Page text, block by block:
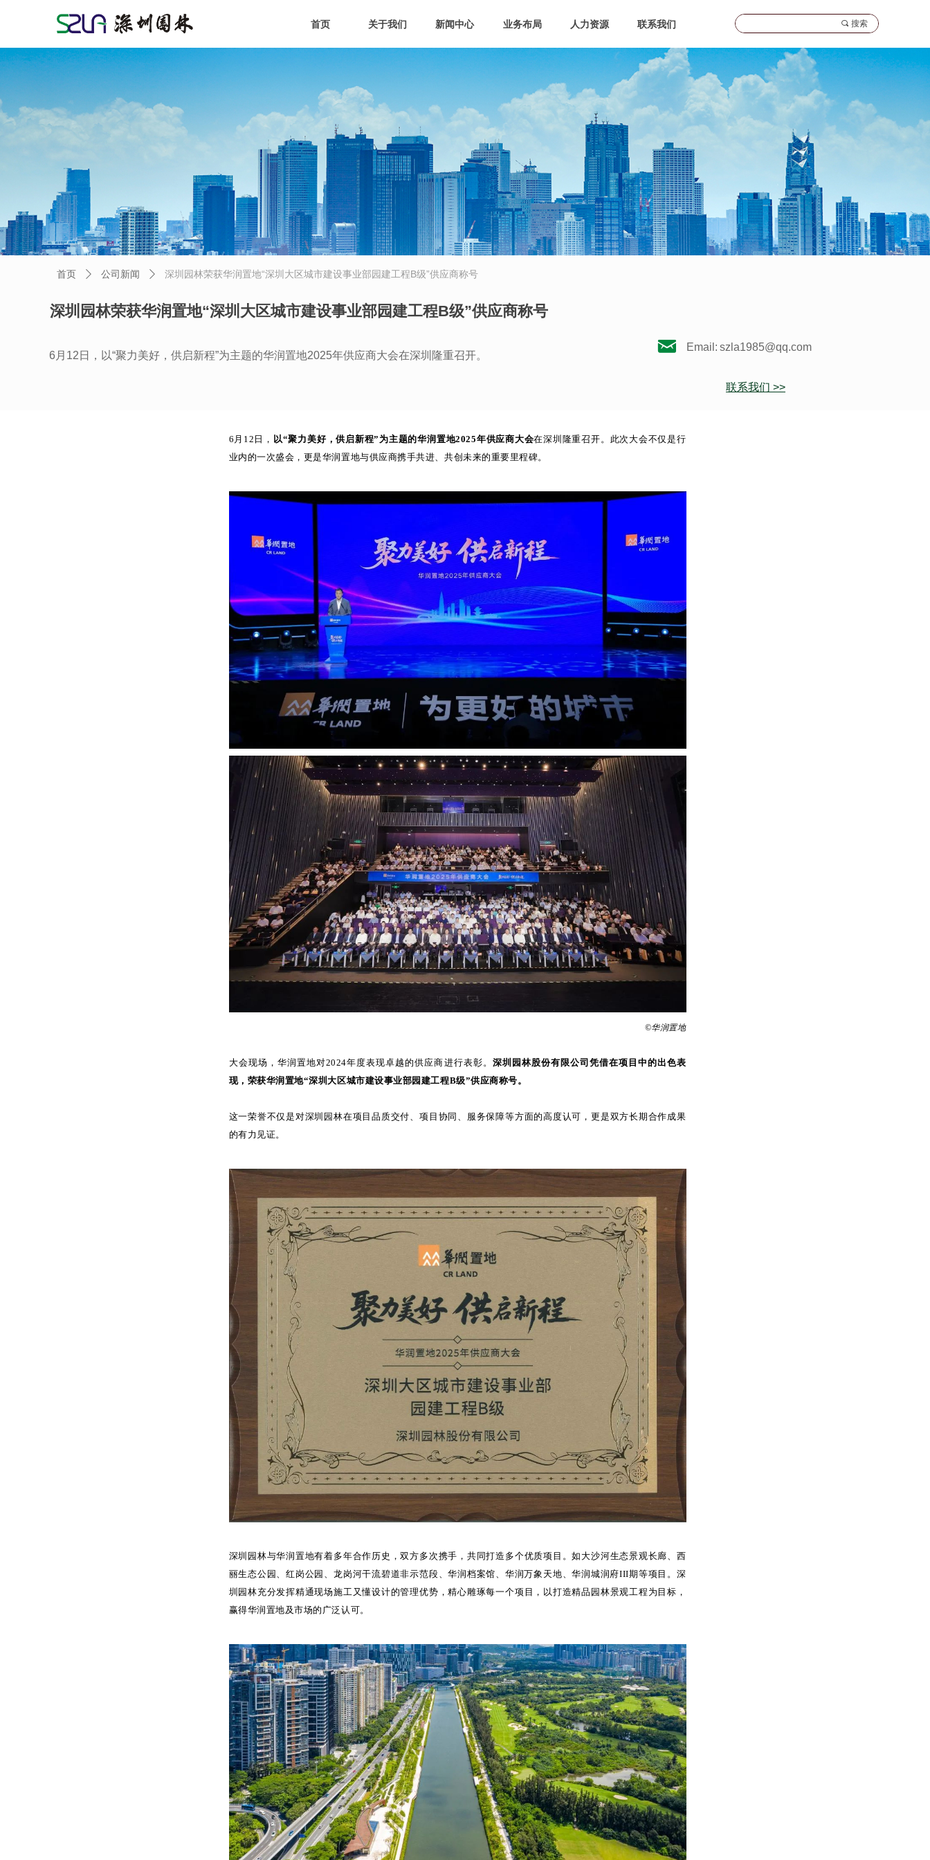
首页 关于我们 新闻中心 业务布局 人力资源 联系我们 끠 搜索
深圳园林荣获华润置地“深圳大区城市建设事业部园建工程B级”供应商称号
6月12日，以“聚力美好，供启新程”为主题的华润置地2025年供应商大会在深圳隆重召开。
首页 ꄲ 公司新闻 ꄲ 深圳园林荣获华润置地“深圳大区城市建设事业部园建工程B级”供应商称号
낂 Email: szla1985@qq.com
联系我们 >>
6月12日， 以“聚力美好，供启新程”为主题的华润置地2025年供应商大会在深圳隆重召开。此次大会不仅是行
业内的一次盛会，更是华润置地与供应商携手共进、共创未来的重要里程碑。
©华润置地
大会现场，华润置地对2024年度表现卓越的供应商进行表彰。 深圳园林股份有限公司凭借在项目中的出色表
现，荣获华润置地“深圳大区城市建设事业部园建工程B级”供应商称号。
这一荣誉不仅是对深圳园林在项目品质交付、项目协同、服务保障等方面的高度认可，更是双方长期合作成果
的有力见证。
深圳园林与华润置地有着多年合作历史，双方多次携手，共同打造多个优质项目。如大沙河生态景观长廊、西
丽生态公园、红岗公园、龙岗河干流碧道非示范段、华润档案馆、华润万象天地、华润城润府III期等项目。深
圳园林充分发挥精通现场施工又懂设计的管理优势，精心雕琢每一个项目，以打造精品园林景观工程为目标，
赢得华润置地及市场的广泛认可。